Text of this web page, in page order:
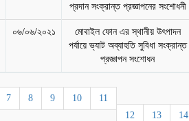
প্রদান সংক্রান্ত প্রজ্ঞাপনের সংশোধনী
০৬/০৬/২০২১
মোবাইল ফোন এর স্থানীয় উৎপাদন
পর্যায়ে ভ্যাট অব্যাহতি সুবিধা সংক্রান্ত
প্রজ্ঞাপন সংশোধন
7 8 9 10
11
12
13 14